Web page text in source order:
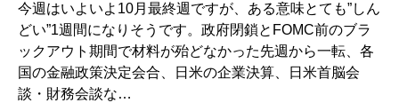
今週はいよいよ10月最終週ですが、ある意味とても”しん
どい”1週間になりそうです。政府閉鎖とFOMC前のブラ
ックアウト期間で材料が殆どなかった先週から一転、各
国の金融政策決定会合、日米の企業決算、日米首脳会
談・財務会談な…